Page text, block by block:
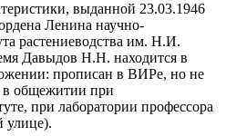
выданной 23.03.1946
Ленина научно-
растениеводства им. Н.И.
Давыдов Н.Н. находится в
прописан в ВИРе, но не
общежитии при
при лаборатории профессора
улице).